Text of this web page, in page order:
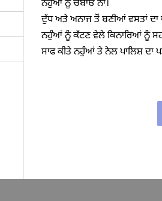
ਨਹੁੰਆਂ ਨੂੰ ਚਬਾਓ ਨਾਂ।
ਦੁੱਧ ਅਤੇ ਅਨਾਜ ਤੋਂ ਬਣੀਆਂ ਵਸਤਾਂ ਦਾ
ਨਹੁੰਆਂ ਨੂੰ ਕੱਟਣ ਵੇਲੇ ਕਿਨਾਰਿਆਂ ਨੂੰ
ਸਾਫ ਕੀਤੇ ਨਹੁੰਆਂ ਤੇ ਨੇਲ ਪਾਲਿਸ਼ ਦਾ